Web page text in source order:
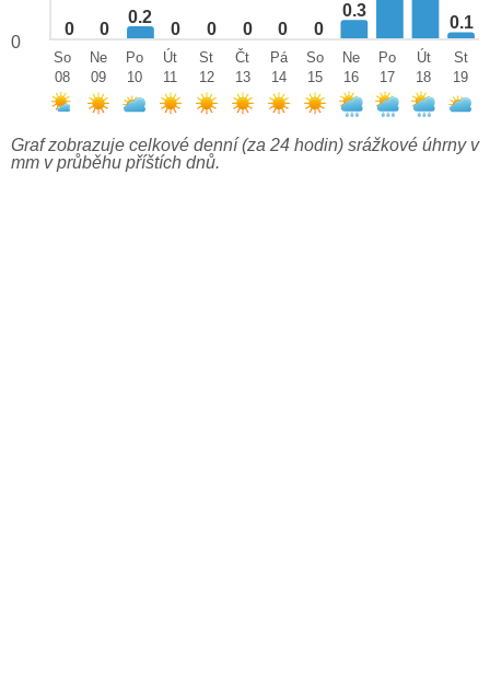
0 0
0.2
0 0 0 0 0
0.3
0.1
0
So
08
Ne
09
Po
10
Út
11
St
12
Čt
13
Pá
14
So
15
Ne
16
Po
17
Út
18
St
19
Graf zobrazuje celkové denní (za 24 hodin) srážkové úhrny v
mm v průběhu příštích dnů.